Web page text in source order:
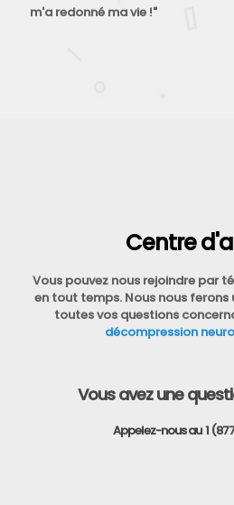
m'a redonné ma vie !"
Centre
Vous pouvez nous rejoindre par
en tout temps. Nous nous ferons
toutes vos questions
décompression
Vous avez une
Appelez-nous au 1